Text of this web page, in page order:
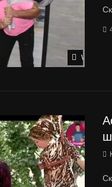
Watch